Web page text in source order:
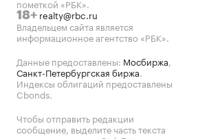
пометкой «РБК».
18+ realty@rbc.ru
Владельцем сайта является
информационное агентство «РБК».
Данные предоставлены: Мосбиржа,
Санкт-Петербургская биржа.
Индексы облигаций предоставлены
Cbonds.
Чтобы отправить редакции
сообщение, выделите часть текста